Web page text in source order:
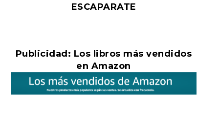
ESCAPARATE
Publicidad: Los libros más vendidos
en Amazon